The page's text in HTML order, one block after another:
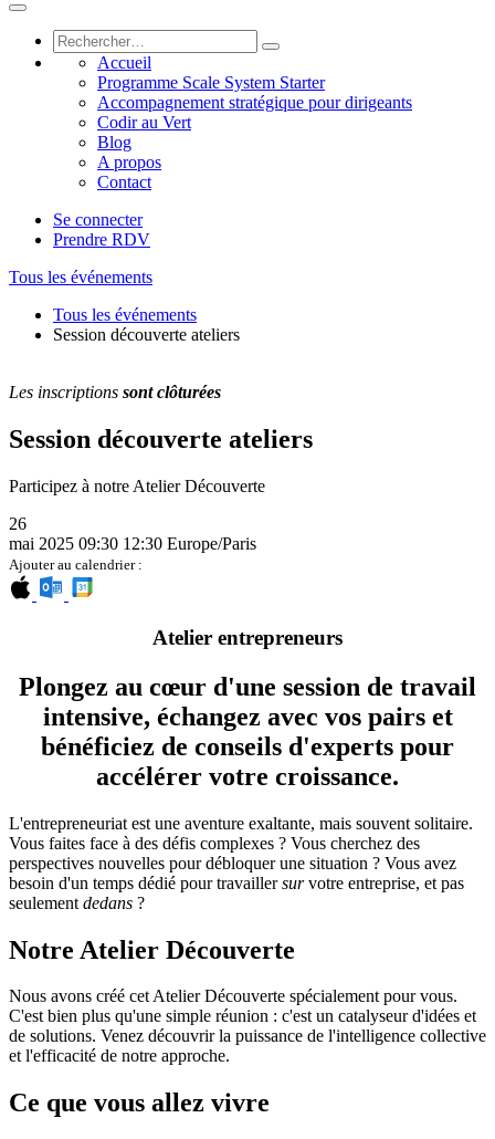
Accueil
Programme Scale System Starter
Accompagnement stratégique pour dirigeants
Codir au Vert
Blog
A propos
Contact
Se connecter
Prendre RDV
Tous les événements
Tous les événements
Session découverte ateliers
Les inscriptions sont clôturées
Session découverte ateliers
Participez à notre Atelier Découverte
26
mai 2025 09:30 12:30 Europe/Paris
Ajouter au calendrier :
Atelier entrepreneurs
Plongez au cœur d'une session de travail
intensive, échangez avec vos pairs et
bénéficiez de conseils d'experts pour
accélérer votre croissance.
L'entrepreneuriat est une aventure exaltante, mais souvent solitaire.
Vous faites face à des défis complexes ? Vous cherchez des
perspectives nouvelles pour débloquer une situation ? Vous avez
besoin d'un temps dédié pour travaillersurvotre entreprise, et pas
seulement dedans ?
Notre Atelier Découverte
Nous avons créé cet Atelier Découverte spécialement pour vous.
C'est bien plus qu'une simple réunion : c'est un catalyseur d'idées et
de solutions. Venez découvrir la puissance de l'intelligence collective
et l'efficacité de notre approche.
Ce que vous allez vivre